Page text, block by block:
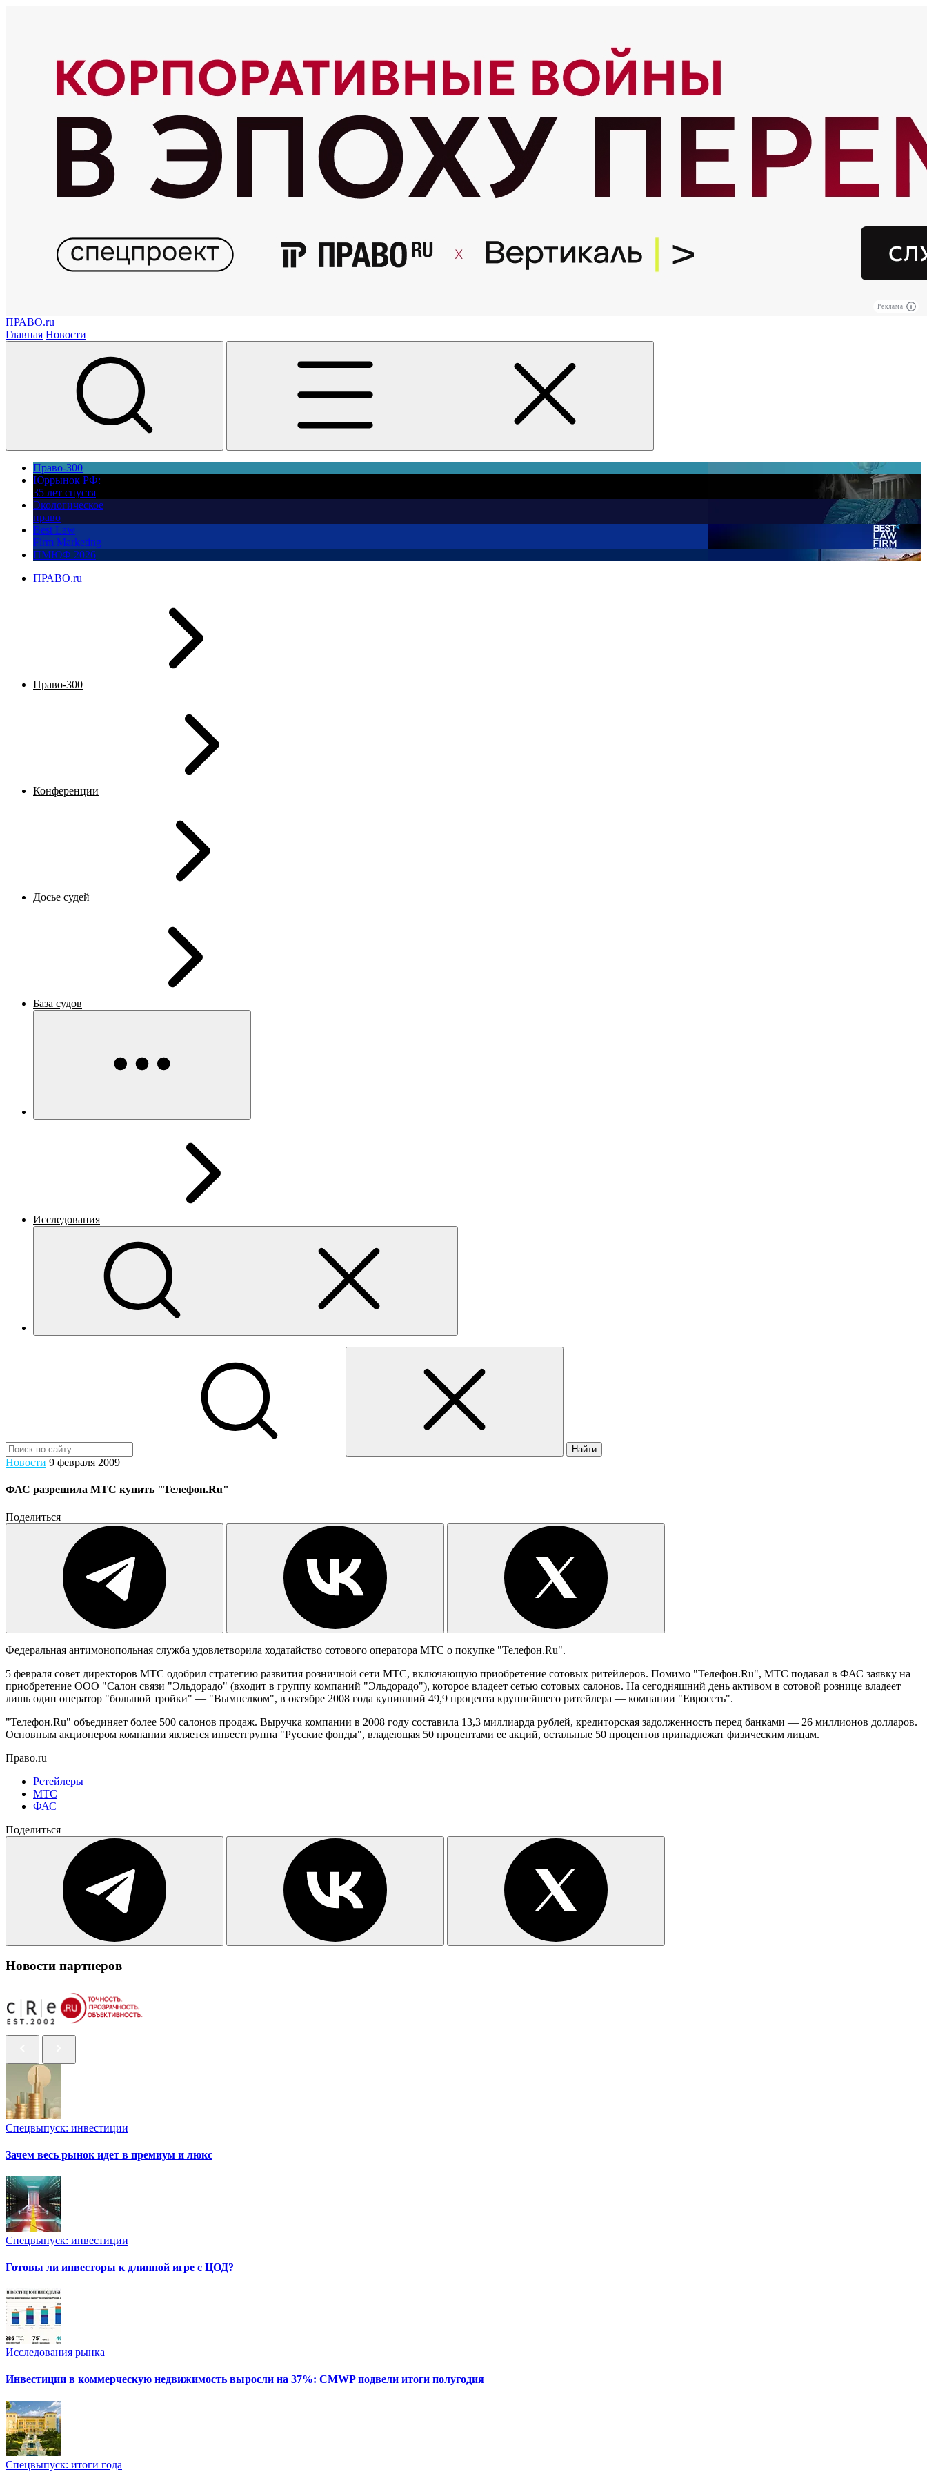
Реклама
ПРАВО.ru
Главная Новости
Право-300
Юррынок РФ:
35 лет спустя
Экологическое
право
Best Law
Firm Marketing
ПМЮФ 2026
ПРАВО.ru
Право-300
Конференции
Досье судей
База судов
Исследования
Найти
Новости 9 февраля 2009
ФАС разрешила МТС купить "Телефон.Ru"
Поделиться
Федеральная антимонопольная служба удовлетворила ходатайство сотового оператора МТС о покупке "Телефон.Ru".
5 февраля совет директоров МТС одобрил стратегию развития розничной сети МТС, включающую приобретение сотовых ритейлеров. Помимо "Телефон.Ru", МТС подавал в ФАС заявку на
приобретение ООО "Салон связи "Эльдорадо" (входит в группу компаний "Эльдорадо"), которое владеет сетью сотовых салонов. На сегодняшний день активом в сотовой рознице владеет
лишь один оператор "большой тройки" — "Вымпелком", в октябре 2008 года купивший 49,9 процента крупнейшего ритейлера — компании "Евросеть".
"Телефон.Ru" объединяет более 500 салонов продаж. Выручка компании в 2008 году составила 13,3 миллиарда рублей, кредиторская задолженность перед банками — 26 миллионов долларов.
Основным акционером компании является инвестгруппа "Русские фонды", владеющая 50 процентами ее акций, остальные 50 процентов принадлежат физическим лицам.
Право.ru
Ретейлеры
МТС
ФАС
Поделиться
Новости партнеров
Спецвыпуск: инвестиции
Зачем весь рынок идет в премиум и люкс
Спецвыпуск: инвестиции
Готовы ли инвесторы к длинной игре с ЦОД?
Исследования рынка
Инвестиции в коммерческую недвижимость выросли на 37%: CMWP подвели итоги полугодия
Спецвыпуск: итоги года